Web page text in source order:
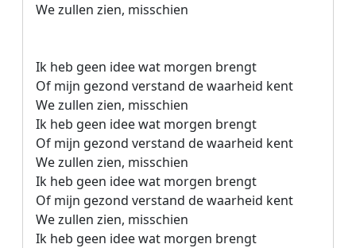
We zullen zien, misschien
Ik heb geen idee wat morgen brengt
Of mijn gezond verstand de waarheid kent
We zullen zien, misschien
Ik heb geen idee wat morgen brengt
Of mijn gezond verstand de waarheid kent
We zullen zien, misschien
Ik heb geen idee wat morgen brengt
Of mijn gezond verstand de waarheid kent
We zullen zien, misschien
Ik heb geen idee wat morgen brengt